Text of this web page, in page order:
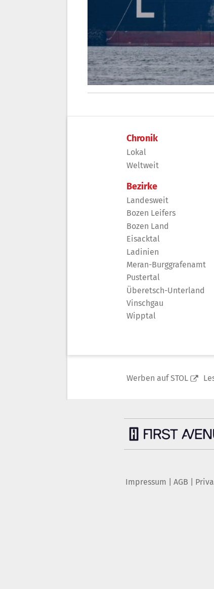
Chronik
Lokal
Weltweit
Bezirke
Landesweit
Bozen Leifers
Bozen Land
Eisacktal
Ladinien
Meran-Burggrafenamt
Pustertal
Überetsch-Unterland
Vinschgau
Wipptal
Werben auf STOL
Impressum AGB